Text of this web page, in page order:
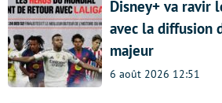
Disney+ va ravir
avec la diffusion
majeur
6 août 2026 12:51